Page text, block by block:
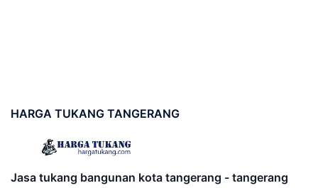
HARGA TUKANG TANGERANG
Jasa tukang bangunan kota tangerang - tangerang